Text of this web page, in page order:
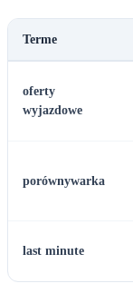
Terme
oferty
wyjazdowe
porównywarka
last minute